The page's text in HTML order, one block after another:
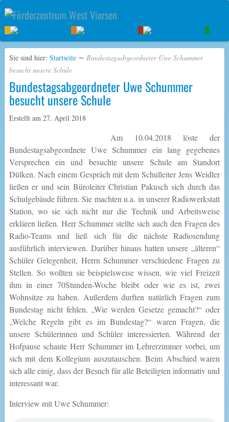
Sie sind hier: Startseite ∼ Bundestagsabgeordneter Uwe Schummer
besucht unsere Schule
Bundestagsabgeordneter Uwe Schummer
besucht unsere Schule
Erstellt am 27. April 2018
Am 10.04.2018 löste der
Bundestagsabgeordnete Uwe Schummer ein lang gegebenes
Versprechen ein und besuchte unsere Schule am Standort
Dülken. Nach einem Gespräch mit dem Schulleiter Jens Weidler
ließen er und sein Büroleiter Christian Pakusch sich durch das
Schulgebäude führen. Sie machten u.a. in unserer Radiowerkstatt
Station, wo sie sich nicht nur die Technik und Arbeitsweise
erklären ließen. Herr Schummer stellte sich auch den Fragen des
Radio-Teams und ließ sich für die nächste Radiosendung
ausführlich interviewen. Darüber hinaus hatten unsere „älteren“
Schüler Gelegenheit, Herrn Schummer verschiedene Fragen zu
Stellen. So wollten sie beispielsweise wissen, wie viel Freizeit
ihm in einer 70Stunden-Woche bleibt oder wie es ist, zwei
Wohnsitze zu haben. Außerdem durften natürlich Fragen zum
Bundestag nicht fehlen. „Wie werden Gesetze gemacht?“ oder
„Welche Regeln gibt es im Bundestag?“ waren Fragen, die
unsere Schülerinnen und Schüler interessierten. Während der
Hofpause schaute Herr Schummer im Lehrerzimmer vorbei, um
sich mit dem Kollegium auszutauschen. Beim Abschied waren
sich alle einig, dass der Besuch für alle Beteiligten informativ und
interessant war.
Interview mit Uwe Schummer: